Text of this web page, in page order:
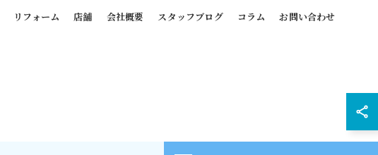
リフォーム 店舗 会社概要 スタッフブログ コラム
お問い合わせ